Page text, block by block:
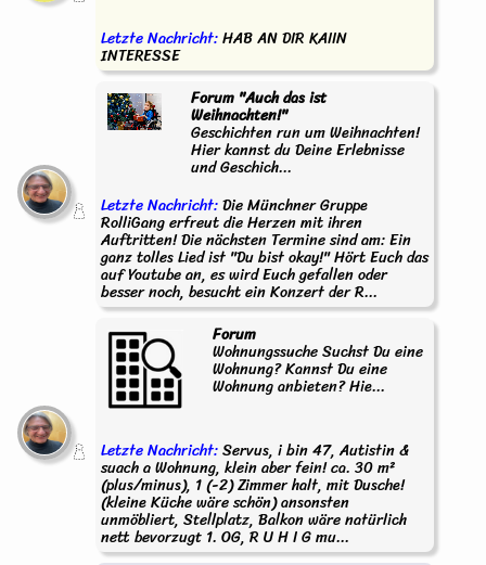
Letzte Nachricht:HAB AN DIR KAIIN
INTERESSE
Forum "Auch das ist
Weihnachten!"
Geschichten run um Weihnachten!
Hier kannst du Deine Erlebnisse
und Geschich...
Letzte Nachricht:Die Münchner Gruppe
RolliGang erfreut die Herzen mit ihren
Auftritten! Die nächsten Termine sind am: Ein
ganz tolles Lied ist "Du bist okay!" Hört Euch das
auf Youtube an, es wird Euch gefallen oder
besser noch, besucht ein Konzert der R...
Forum
Wohnungssuche Suchst Du eine
Wohnung? Kannst Du eine
Wohnung anbieten? Hie...
Letzte Nachricht:Servus, i bin 47, Autistin &
suach a Wohnung, klein aber fein! ca. 30 m²
(plus/minus), 1 (-2) Zimmer halt, mit Dusche!
(kleine Küche wäre schön) ansonsten
unmöbliert, Stellplatz, Balkon wäre natürlich
nett bevorzugt 1. OG, R U H I G mu...